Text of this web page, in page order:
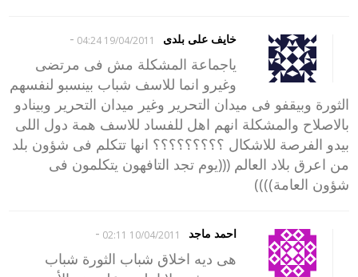
خايف على بلدى 19/04/2011 04:24
-
ياجماعة المشكلة مش فى مرتضى
وغيرو انما للاسف شباب بينسبو لنفسهم
الثورة وبيقفو فى ميدان التحرير وغير ميدان التحرير وبينادو
بالاصلاح والمشكلة انهم اهل للفساد للاسف همة دول اللى
بيدو الفرصة للاشكال ؟؟؟؟؟؟؟؟؟ انها تتكلم فى شؤون بلد
من اعرق بلاد العالم (((يوم تجد التافهون يتكلمون فى
شؤون العامة))))
احمد ماجد 10/04/2011 02:11
-
هى ديه اخلاق شباب الثورة شباب